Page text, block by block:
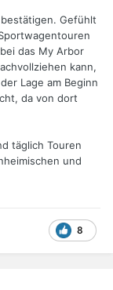
Gefühlt
das My Arbor
kann,
Lage am Beginn
da von dort
täglich Touren
und
8